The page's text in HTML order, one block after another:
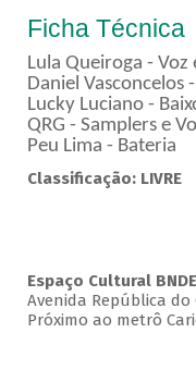
Ficha Técnica
Lula Queiroga - Voz
Daniel Vasconcelos
Lucky Luciano -
QRG - Samplers e
Peu Lima - Bateria
Classificação: LIVRE
Espaço Cultural
Avenida República do
Próximo ao metrô